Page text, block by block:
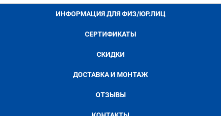
ИНФОРМАЦИЯ ДЛЯ ФИЗ/ЮР.ЛИЦ
СЕРТИФИКАТЫ
СКИДКИ
ДОСТАВКА И МОНТАЖ
ОТЗЫВЫ